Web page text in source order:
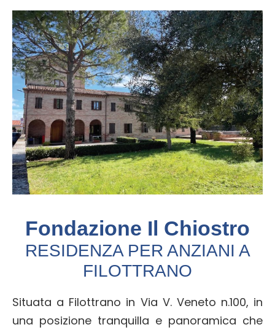
Fondazione Il Chiostro
RESIDENZA PER ANZIANI A
FILOTTRANO
Situata a Filottrano in Via V. Veneto n.100, in
una posizione tranquilla e panoramica che